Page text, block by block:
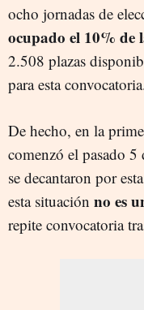
ocho jornadas de
ocupado el 10% de
2.508 plazas
para esta
De hecho, en la
comenzó el pasado
se decantaron por
esta situación no es
repite convocatoria